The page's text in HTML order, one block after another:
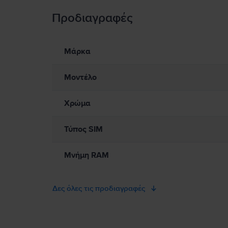
Πληροφορίες Ασφάλειας Προϊόντος
Παρακαλώ διαβάστε το εγχειρίδιο.
Προδιαγραφές
Μάρκα
Μοντέλο
Χρώμα
Τύπος SIM
Μνήμη RAM
Δες όλες τις προδιαγραφές